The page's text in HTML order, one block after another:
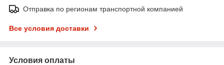
Отправка по регионам транспортной компанией
Все условия доставки
Условия оплаты